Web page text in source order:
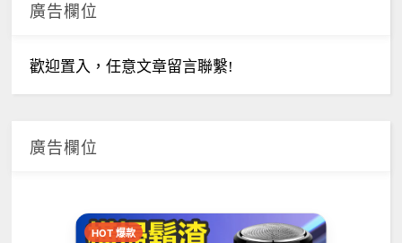
廣告欄位
歡迎置入，任意文章留言聯繫!
廣告欄位
HOT 爆款